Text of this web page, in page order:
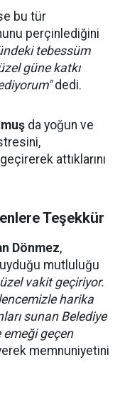
bu tür
perçinlediğini
tebessüm
güne katkı
dedi.
da yoğun ve
attıklarını
Teşekkür
Dönmez,
mutluluğu
vakit geçiriyor.
harika
sunan Belediye
emeği geçen
memnuniyetini